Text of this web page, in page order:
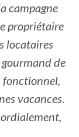
campagne
propriétaire
locataires
de
fonctionnel,
vacances.